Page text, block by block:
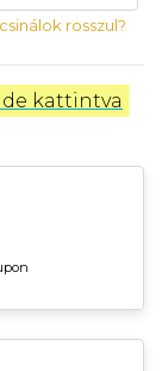
rosszul?
kattintva